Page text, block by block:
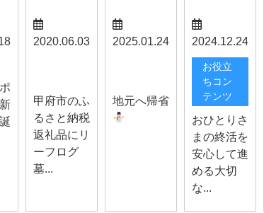
2020.06.03
甲府市のふ
るさと納税
返礼品にリ
ーフログ
墓...
2025.01.24
地元へ帰省
2024.12.24
お役立
ちコン
テンツ
おひとりさ
まの終活を
安心して進
める大切
な...